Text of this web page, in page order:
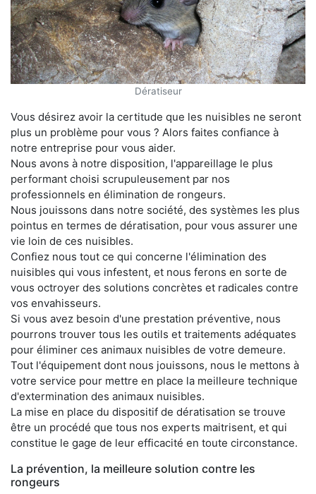
Dératiseur
Vous désirez avoir la certitude que les nuisibles ne seront
plus un problème pour vous ? Alors faites confiance à
notre entreprise pour vous aider.
Nous avons à notre disposition, l'appareillage le plus
performant choisi scrupuleusement par nos
professionnels en élimination de rongeurs.
Nous jouissons dans notre société, des systèmes les plus
pointus en termes de dératisation, pour vous assurer une
vie loin de ces nuisibles.
Confiez nous tout ce qui concerne l'élimination des
nuisibles qui vous infestent, et nous ferons en sorte de
vous octroyer des solutions concrètes et radicales contre
vos envahisseurs.
Si vous avez besoin d'une prestation préventive, nous
pourrons trouver tous les outils et traitements adéquates
pour éliminer ces animaux nuisibles de votre demeure.
Tout l'équipement dont nous jouissons, nous le mettons à
votre service pour mettre en place la meilleure technique
d'extermination des animaux nuisibles.
La mise en place du dispositif de dératisation se trouve
être un procédé que tous nos experts maitrisent, et qui
constitue le gage de leur efficacité en toute circonstance.
La prévention, la meilleure solution contre les
rongeurs